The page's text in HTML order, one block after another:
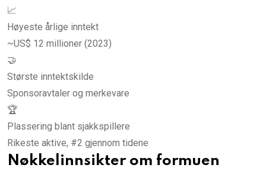
📈
Høyeste årlige inntekt
~US$ 12 millioner (2023)
🤝
Største inntektskilde
Sponsoravtaler og merkevare
🏆
Plassering blant sjakkspillere
Rikeste aktive, #2 gjennom tidene
Nøkkelinnsikter om formuen